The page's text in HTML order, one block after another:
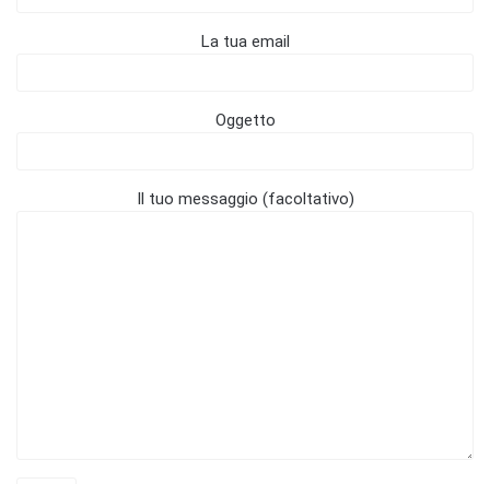
La tua email
Oggetto
Il tuo messaggio (facoltativo)